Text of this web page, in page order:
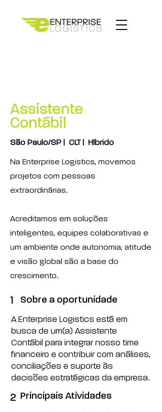
Assistente
Contábil
São Paulo/SP | CLT | Híbrido
Na Enterprise Logistics, movemos
projetos com pessoas
extraordinárias.
Acreditamos em soluções
inteligentes, equipes colaborativas e
um ambiente onde autonomia, atitude
e visão global são a base do
crescimento.
1 Sobre a oportunidade
A Enterprise Logistics está em
busca de um(a) Assistente
Contábil para integrar nosso time
financeiro e contribuir com análises,
conciliações e suporte às
decisões estratégicas da empresa.
2 Principais Atividades